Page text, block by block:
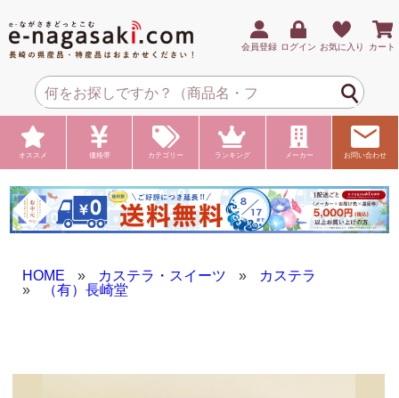
会員登録 ログイン お気に入り カート
オススメ 価格帯 カテゴリー ランキング メーカー お問い合わせ
HOME » カステラ・スイーツ »
カステラ
»
（有）長崎堂